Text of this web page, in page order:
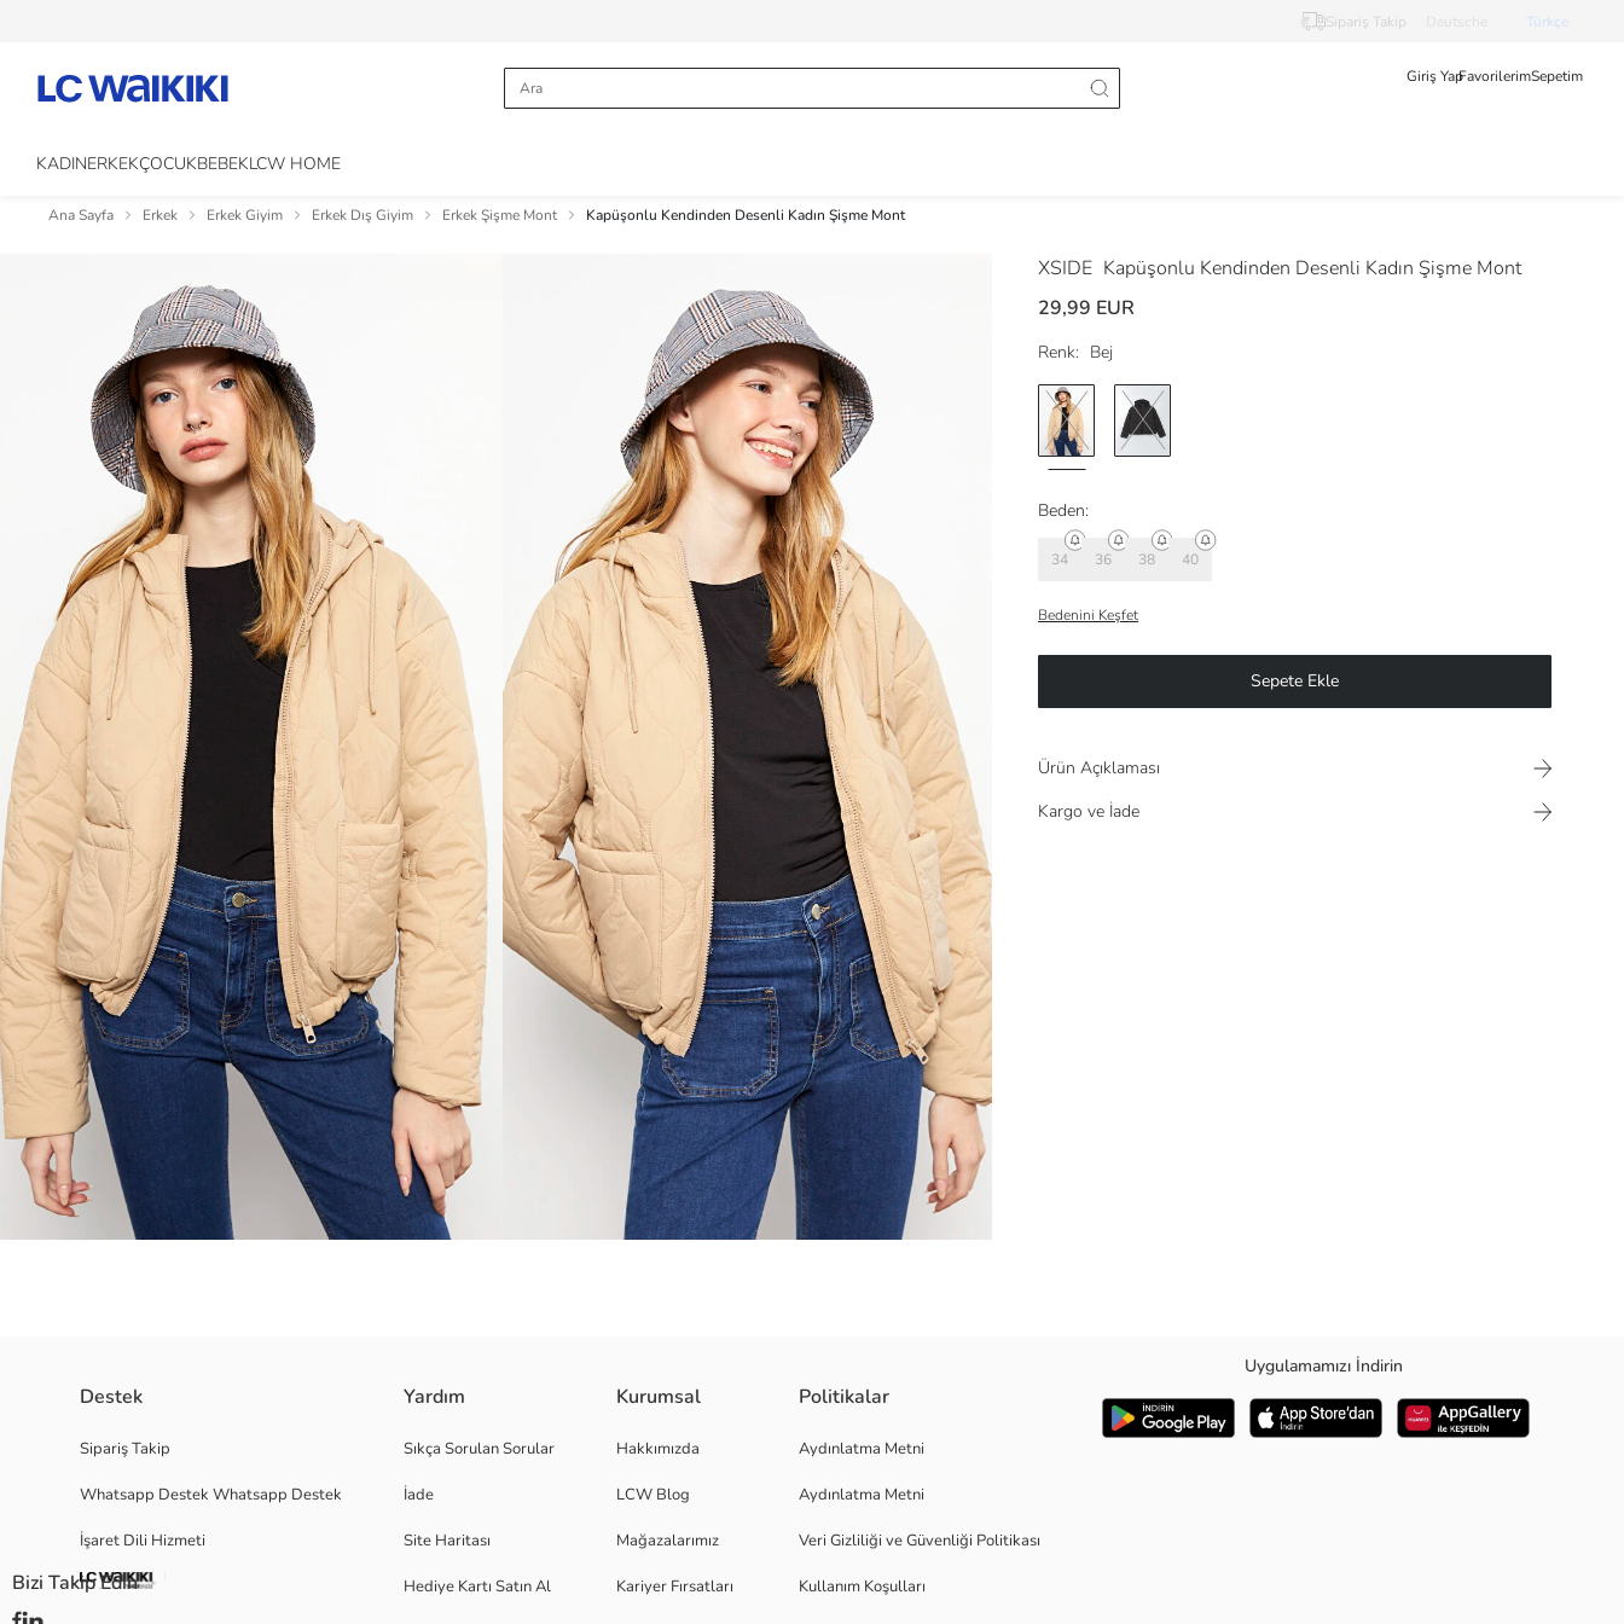
Sipariş Takip Türkçe
Giriş YapFavorilerimSepetim
KADINERKEKÇOCUKBEBEKLCW HOME
Ana Sayfa Erkek Erkek Giyim Erkek Dış Giyim Erkek Şişme Mont Kapüşonlu Kendinden Desenli Kadın Şişme Mont
XSIDE Kapüşonlu Kendinden Desenli Kadın Şişme Mont
29,99 EUR
Renk: Bej
Beden:
34 36 38 40
Bedenini Keşfet
Sepete Ekle
Ürün Açıklaması
Kargo ve İade
Ana Kumaş:
Satıcı:
Marka:
Destek
Sipariş Takip
Whatsapp Destek Whatsapp Destek
İşaret Dili Hizmeti
Yardım
Sıkça Sorulan Sorular
İade
Site Haritası
Hediye Kartı Satın Al
Kurumsal
Hakkımızda
LCW Blog
Mağazalarımız
Kariyer Fırsatları
Politikalar
Aydınlatma Metni
Aydınlatma Metni
Veri Gizliliği ve Güvenliği Politikası
Kullanım Koşulları
Uygulamamızı İndirin
Bizi Takip Edin